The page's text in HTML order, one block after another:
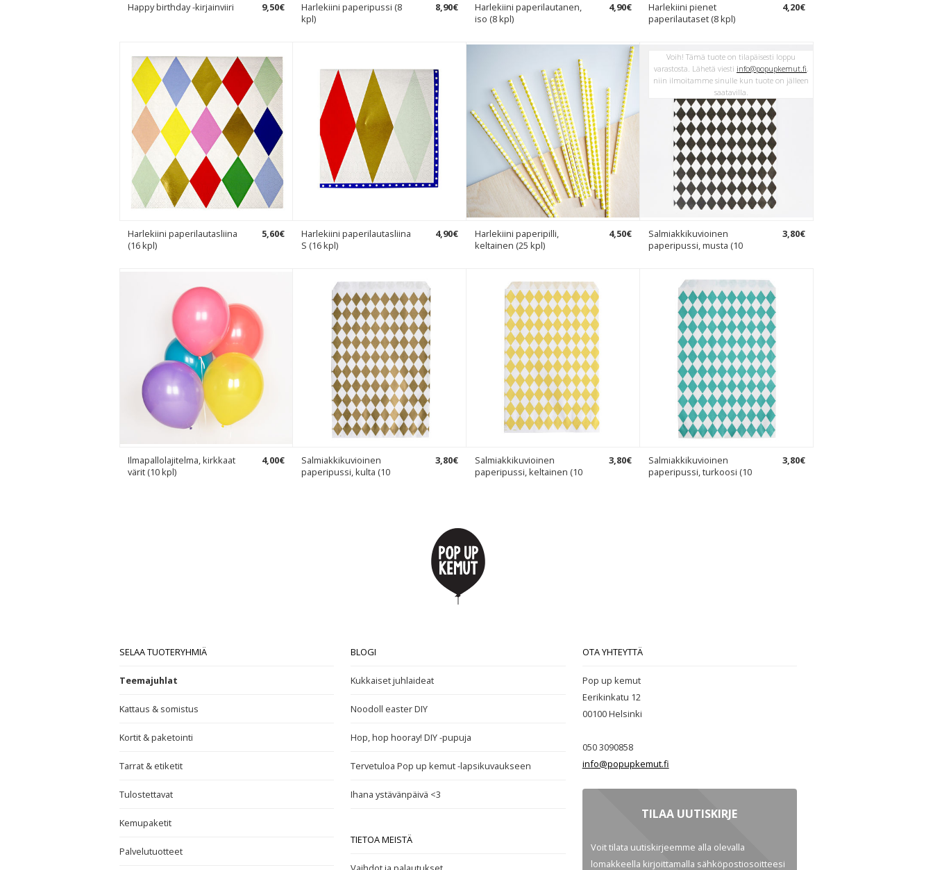
Happy birthday -kirjainviiri 9,50€
Harlekiini paperipussi (8
kpl)
8,90€
Harlekiini paperilautanen,
iso (8 kpl)
4,90€
Harlekiini pienet
paperilautaset (8 kpl)
4,20€
Harlekiini paperilautasliina
(16 kpl)
5,60€
Harlekiini paperilautasliina
S (16 kpl)
4,90€
Harlekiini paperipilli,
keltainen (25 kpl)
4,50€
Salmiakkikuvioinen
paperipussi, musta (10
3,80€
Voih! Tämä tuote on tilapäisesti loppu
varastosta. Lähetä viesti info@popupkemut.fi,
niin ilmoitamme sinulle kun tuote on jälleen
saatavilla.
Ilmapallolajitelma, kirkkaat
värit (10 kpl)
4,00€
Salmiakkikuvioinen
paperipussi, kulta (10
3,80€
Salmiakkikuvioinen
paperipussi, keltainen (10
3,80€
Salmiakkikuvioinen
paperipussi, turkoosi (10
3,80€
SELAA TUOTERYHMIÄ
Teemajuhlat
Kattaus & somistus
Kortit & paketointi
Tarrat & etiketit
Tulostettavat
Kemupaketit
Palvelutuotteet
BLOGI
Kukkaiset juhlaideat
Noodoll easter DIY
Hop, hop hooray! DIY -pupuja
Tervetuloa Pop up kemut -lapsikuvaukseen
Ihana ystävänpäivä <3
TIETOA MEISTÄ
OTA YHTEYTTÄ
Pop up kemut
Eerikinkatu 12
00100Helsinki
050 3090858
info@popupkemut.fi
TILAA UUTISKIRJE
Voit tilata uutiskirjeemme alla olevalla
lomakkeella kirjoittamalla sähköpostiosoitteesi